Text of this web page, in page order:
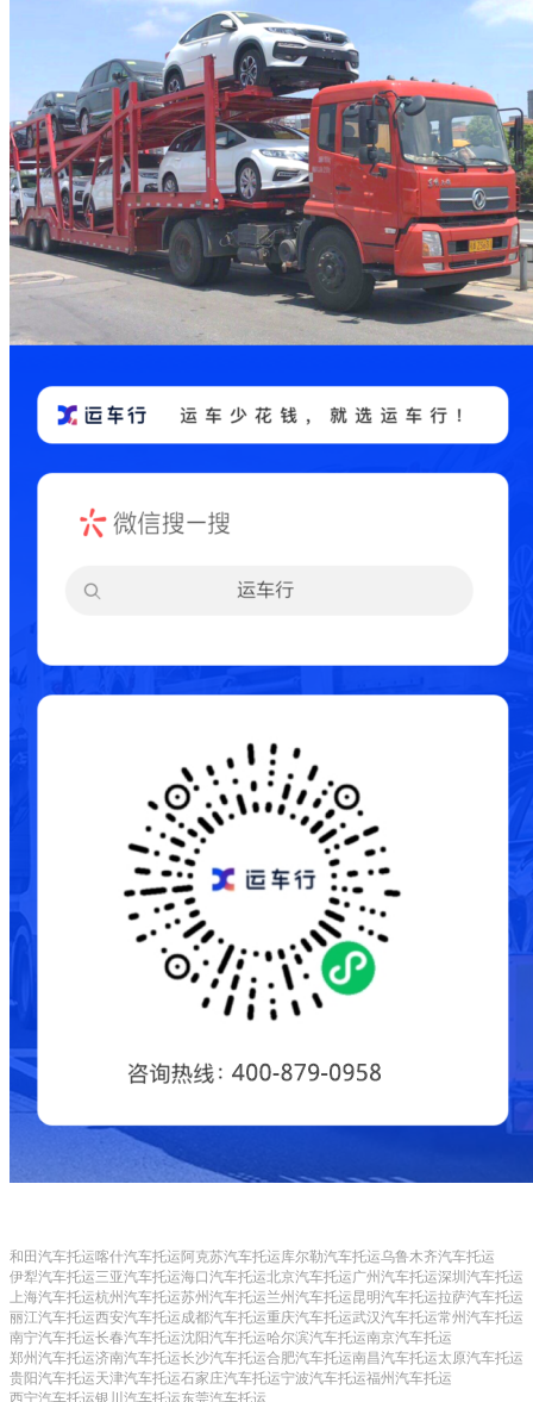
和田汽车托运喀什汽车托运阿克苏汽车托运库尔勒汽车托运乌鲁木齐汽车托运
伊犁汽车托运三亚汽车托运海口汽车托运北京汽车托运广州汽车托运深圳汽车托运
上海汽车托运杭州汽车托运苏州汽车托运兰州汽车托运昆明汽车托运拉萨汽车托运
丽江汽车托运西安汽车托运成都汽车托运重庆汽车托运武汉汽车托运常州汽车托运
南宁汽车托运长春汽车托运沈阳汽车托运哈尔滨汽车托运南京汽车托运
郑州汽车托运济南汽车托运长沙汽车托运合肥汽车托运南昌汽车托运太原汽车托运
贵阳汽车托运天津汽车托运石家庄汽车托运宁波汽车托运福州汽车托运
西宁汽车托运银川汽车托运东莞汽车托运